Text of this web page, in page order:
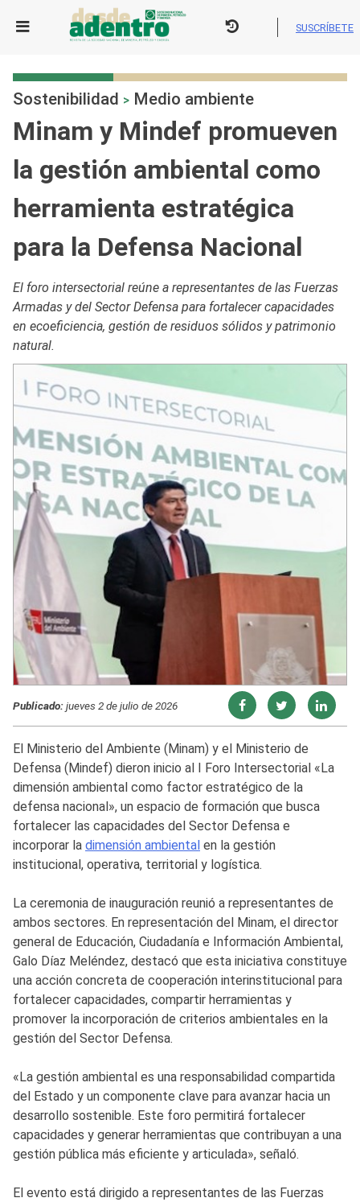
SUSCRÍBETE
Sostenibilidad > Medio ambiente
Minam y Mindef promueven
la gestión ambiental como
herramienta estratégica
para la Defensa Nacional
El foro intersectorial reúne a representantes de las Fuerzas
Armadas y del Sector Defensa para fortalecer capacidades
en ecoeficiencia, gestión de residuos sólidos y patrimonio
natural.
Publicado:jueves 2 de julio de 2026
El Ministerio del Ambiente (Minam) y el Ministerio de
Defensa (Mindef) dieron inicio al I Foro Intersectorial «La
dimensión ambiental como factor estratégico de la
defensa nacional», un espacio de formación que busca
fortalecer las capacidades del Sector Defensa e
incorporar la dimensión ambiental en la gestión
institucional, operativa, territorial y logística.
La ceremonia de inauguración reunió a representantes de
ambos sectores. En representación del Minam, el director
general de Educación, Ciudadanía e Información Ambiental,
Galo Díaz Meléndez, destacó que esta iniciativa constituye
una acción concreta de cooperación interinstitucional para
fortalecer capacidades, compartir herramientas y
promover la incorporación de criterios ambientales en la
gestión del Sector Defensa.
«La gestión ambiental es una responsabilidad compartida
del Estado y un componente clave para avanzar hacia un
desarrollo sostenible. Este foro permitirá fortalecer
capacidades y generar herramientas que contribuyan a una
gestión pública más eficiente y articulada», señaló.
El evento está dirigido a representantes de las Fuerzas